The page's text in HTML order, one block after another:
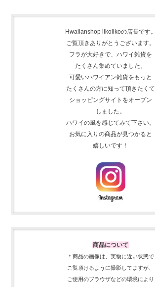
Hwaiianshop likolikoの店長です。
ご覧頂きありがとうございます。
フラが大好きで、 ハワイ雑貨を
たくさん集めていました。
可愛いハワイアン雑貨をもっと
たくさんの方に知って頂きたくて
ショッピングサイトをオープン
しました。
ハワイの風を感じてみて下さい。
お気に入りの商品が見つかると
嬉しいです！
商品について
＊商品の画像は、実物に近い状態で
ご覧頂けるように撮影してますが、
ご使用のブラウザなどの環境により